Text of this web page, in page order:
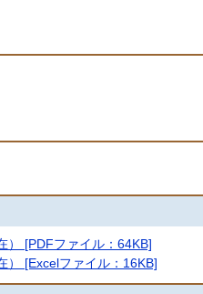
[PDFファイル：64KB]
[Excelファイル：16KB]